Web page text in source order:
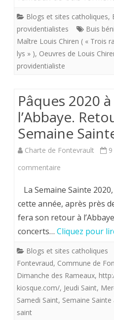
que
nous
de
rameaux
ce
Bonne
fête
à
Blogs et sites catholiques,
providentialistes
Buis béni
Maître Louis Chiren ( « Trois
lys » ), Oeuvres de Louis
providentialiste
Pâques 2020
l’Abbaye.
Semaine
Charte de Fontevrault
commentaire
2020
à
Fontevraud-
l’Abbaye.
de
la
La Semaine Sainte
cette année, après près
fera son retour à
concerts… Cliquez pour
Blogs et sites catholiques
Fontevraud, Commune de
Dimanche des Rameaux,
kiosque.com/, Jeudi Saint,
Samedi Saint, Semaine
saint